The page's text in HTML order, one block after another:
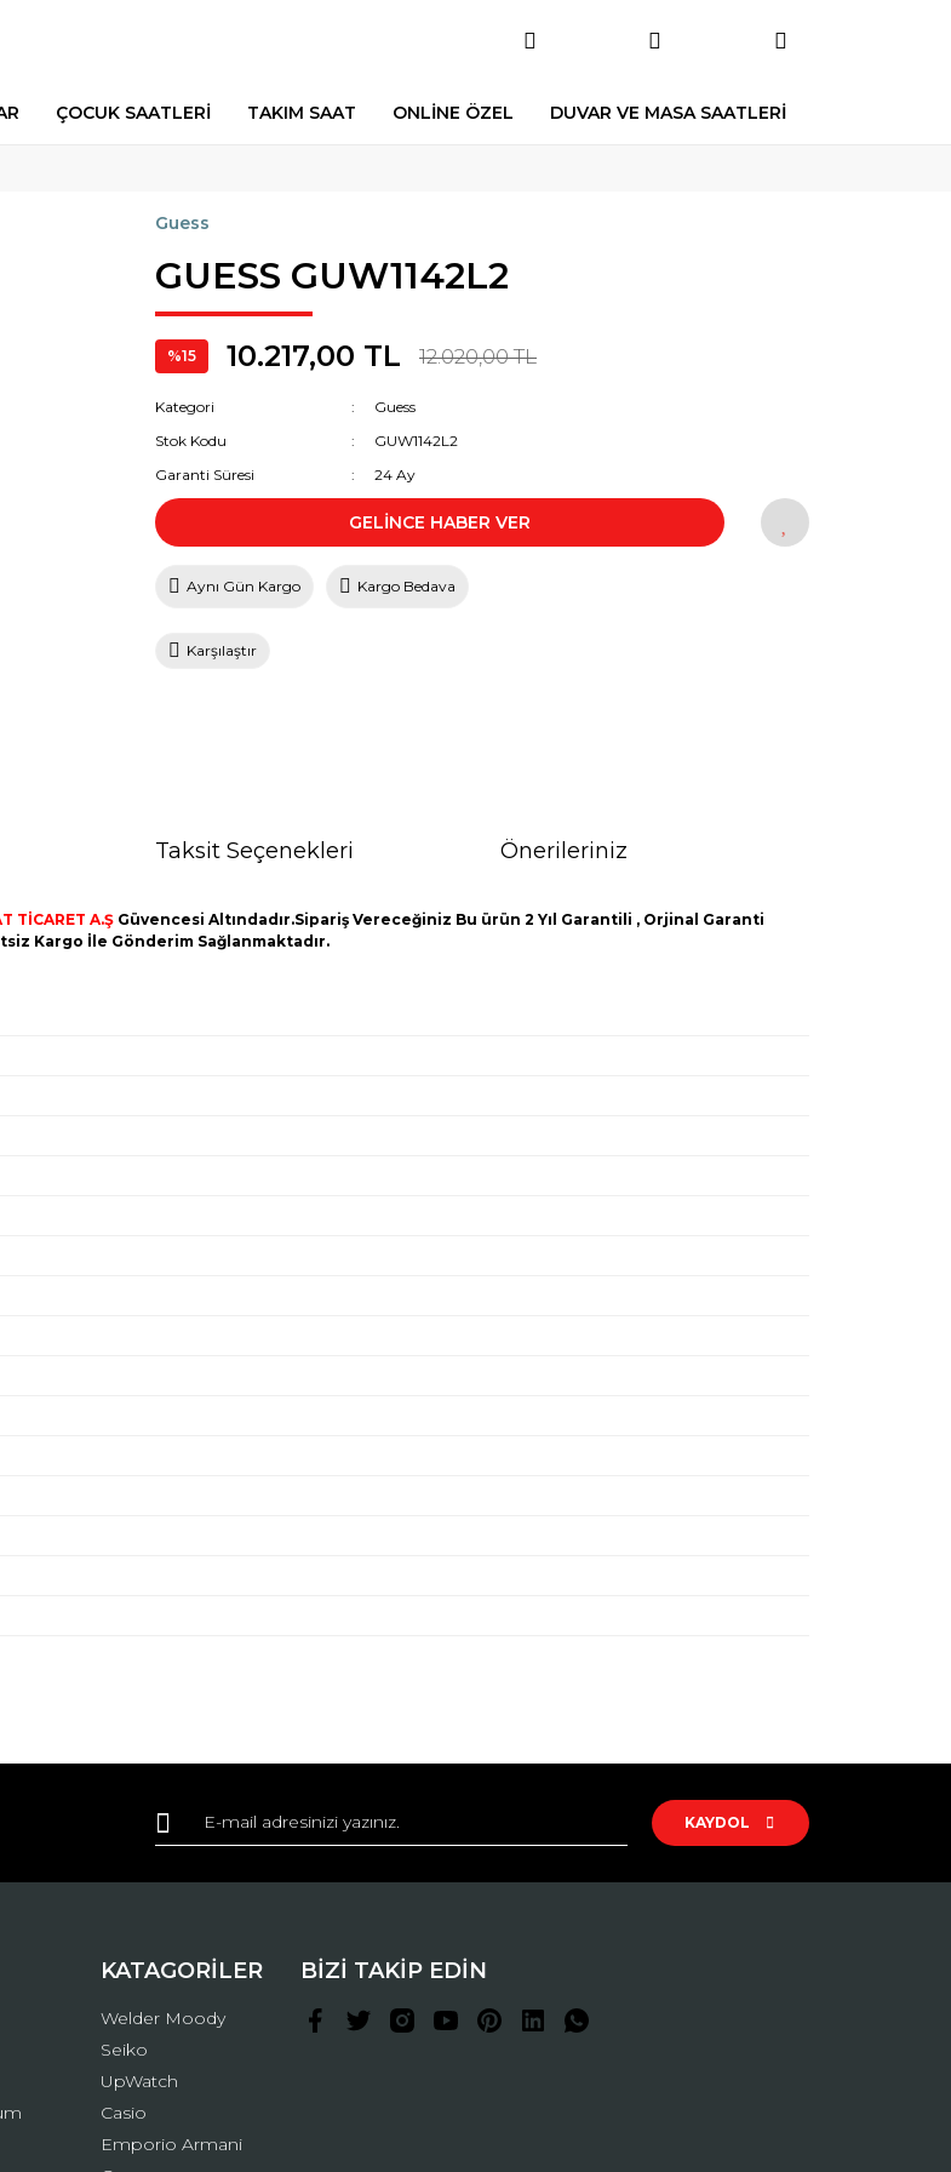
ÇOCUK SAATLERİ TAKIM SAAT ONLİNE ÖZEL DUVAR VE MASA SAATLERİ
Guess
GUESS GUW1142L2
%15 10.217,00 TL 12.020,00 TL
Kategori
Guess
Stok Kodu
GUW1142L2
Garanti Süresi
24 Ay
GELİNCE HABER VER
Aynı Gün Kargo Kargo Bedava
Karşılaştır
Taksit Seçenekleri Önerileriniz
TİCARET A.Ş Güvencesi Altındadır.Sipariş Vereceğiniz Bu ürün 2 Yıl Garantili , Orjinal Garanti
Kargo İle Gönderim Sağlanmaktadır.
Yorum Yaz
Gönder
KAYDOL
KATAGORİLER
Welder Moody
Seiko
UpWatch
Casio
Emporio Armani
BİZİ TAKİP EDİN